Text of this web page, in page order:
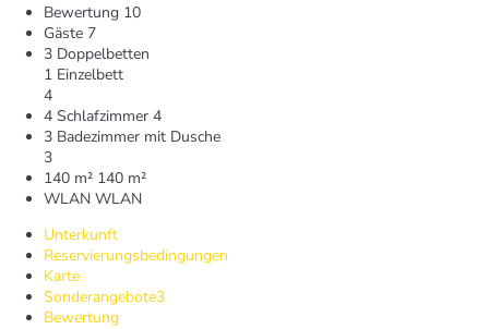
Bewertung 10
Gäste 7
3 Doppelbetten
1 Einzelbett
4
4 Schlafzimmer 4
3 Badezimmer mit Dusche
3
140 m² 140 m²
WLAN WLAN
Unterkunft
Reservierungsbedingungen
Karte
Sonderangebote3
Bewertung